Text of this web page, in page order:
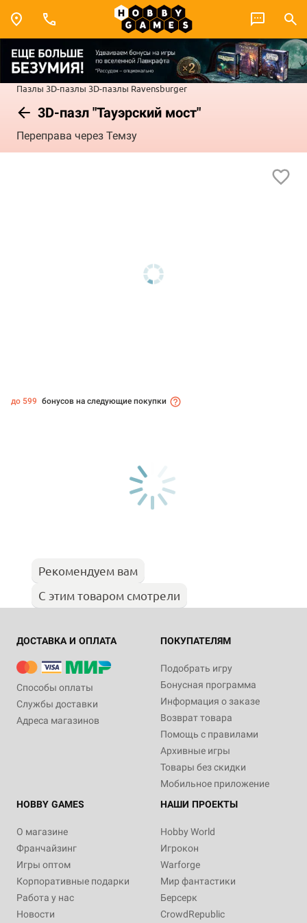
Пазлы 3D-пазлы 3D-пазлы Ravensburger
3D-пазл "Тауэрский мост"
Переправа через Темзу
до 599 бонусов на следующие покупки
Рекомендуем вам
С этим товаром смотрели
ДОСТАВКА И ОПЛАТА
Способы оплаты
Службы доставки
Адреса магазинов
ПОКУПАТЕЛЯМ
Подобрать игру
Бонусная программа
Информация о заказе
Возврат товара
Помощь с правилами
Архивные игры
Товары без скидки
Мобильное приложение
HOBBY GAMES
О магазине
Франчайзинг
Игры оптом
Корпоративные подарки
Работа у нас
Новости
НАШИ ПРОЕКТЫ
Hobby World
Игрокон
Warforge
Мир фантастики
Берсерк
CrowdRepublic